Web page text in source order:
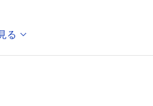
る